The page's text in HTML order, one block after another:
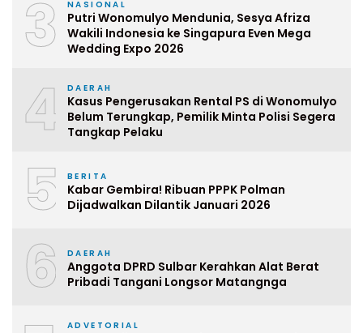
3 NASIONAL
Putri Wonomulyo Mendunia, Sesya Afriza
Wakili Indonesia ke Singapura Even Mega
Wedding Expo 2026
4 DAERAH
Kasus Pengerusakan Rental PS di Wonomulyo
Belum Terungkap, Pemilik Minta Polisi Segera
Tangkap Pelaku
5 BERITA
Kabar Gembira! Ribuan PPPK Polman
Dijadwalkan Dilantik Januari 2026
6 DAERAH
Anggota DPRD Sulbar Kerahkan Alat Berat
Pribadi Tangani Longsor Matangnga
ADVETORIAL